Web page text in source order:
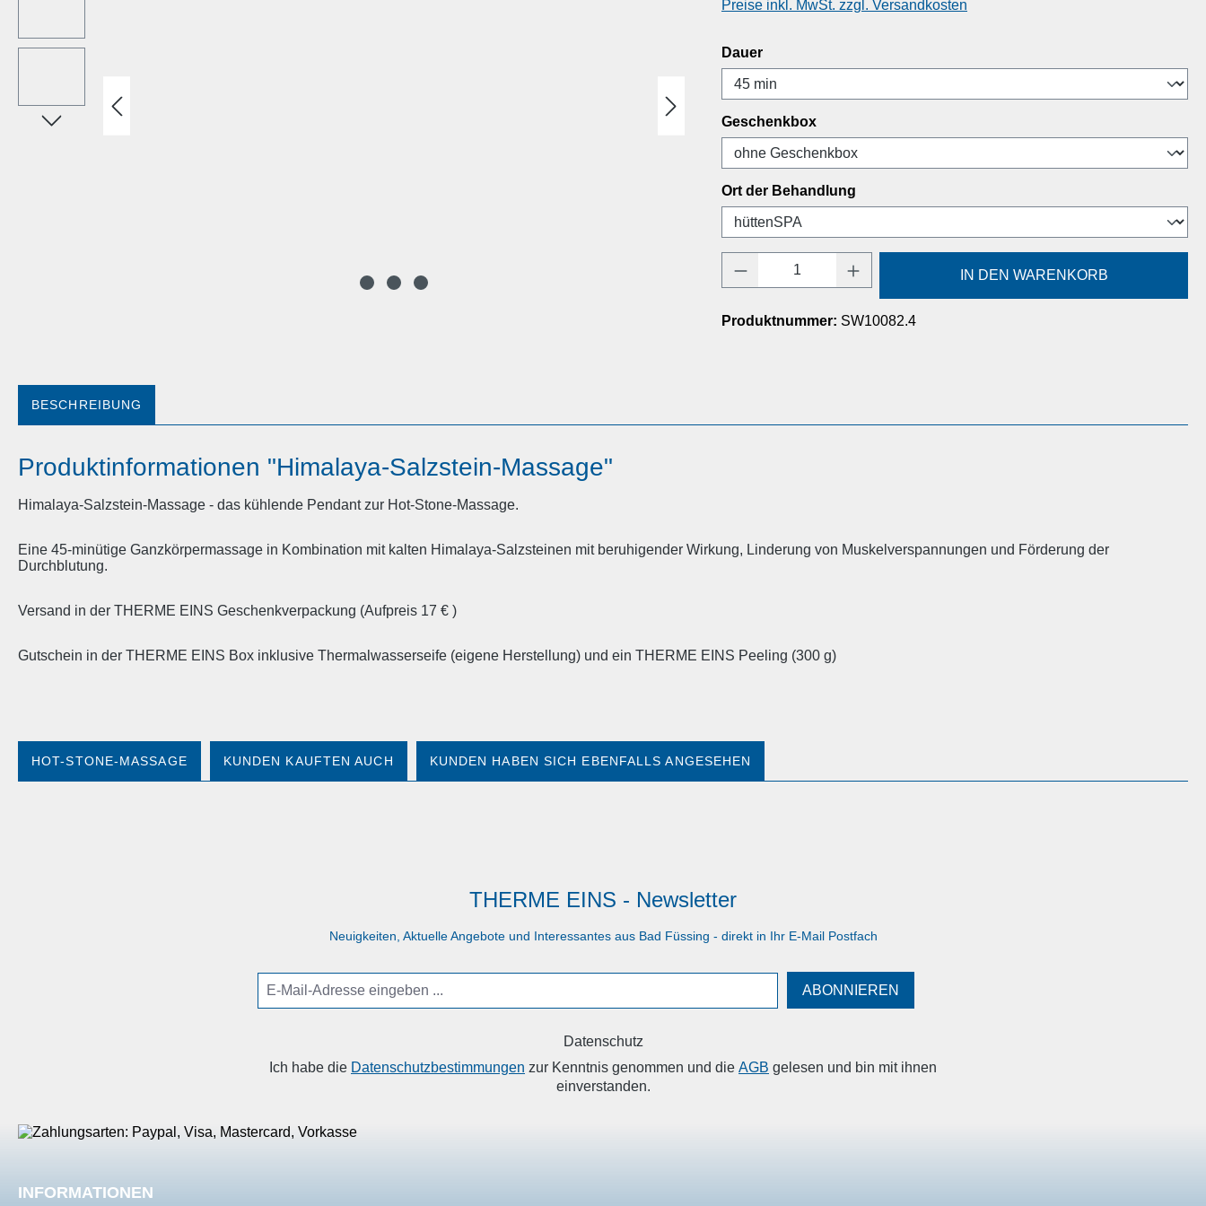
Preise inkl. MwSt. zzgl. Versandkosten
Dauerauswählen
Geschenkboxauswählen
Ort der Behandlung
Produkt Anzahl: Gib den gewünschten Wert ein
IN DEN WARENKORB
Produktnummer: SW10082.4
BESCHREIBUNG
Produktinformationen "Himalaya-Salzstein-Massage"
Himalaya-Salzstein-Massage - das kühlende Pendant zur Hot-Stone-Massage.
Eine 45-minütige Ganzkörpermassage in Kombination mit kalten Himalaya-Salzsteinen mit beruhigender Wirkung, Linderung von Muskelverspannungen und Förderung der
Durchblutung.
Versand in der THERME EINS Geschenkverpackung (Aufpreis 17 € )
Gutschein in der THERME EINS Box inklusive Thermalwasserseife (eigene Herstellung) und ein THERME EINS Peeling (300 g)
HOT-STONE-MASSAGE KUNDEN KAUFTEN AUCH KUNDEN HABEN SICH EBENFALLS ANGESEHEN
THERME EINS - Newsletter
Neuigkeiten, Aktuelle Angebote und Interessantes aus Bad Füssing - direkt in Ihr E-Mail Postfach
ABONNIEREN
Datenschutz
Ich habe die Datenschutzbestimmungen zur Kenntnis genommen und die AGB gelesen und bin mit ihnen
einverstanden.
INFORMATIONEN